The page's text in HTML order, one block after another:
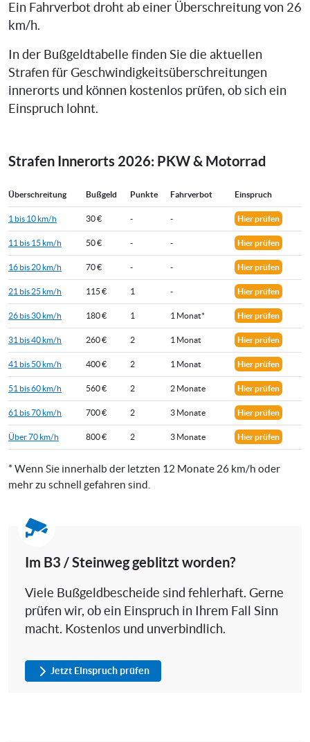
Ein Fahrverbot droht ab einer Überschreitung von 26
km/h.
In der Bußgeldtabelle finden Sie die aktuellen
Strafen für Geschwindigkeitsüberschreitungen
innerorts und können kostenlos prüfen, ob sich ein
Einspruch lohnt.
Strafen Innerorts 2026: PKW & Motorrad
Überschreitung Bußgeld Punkte Fahrverbot Einspruch
1 bis 10 km/h 30 € - - Hier prüfen
11 bis 15 km/h 50 € - - Hier prüfen
16 bis 20 km/h 70 € - - Hier prüfen
21 bis 25 km/h 115 € 1 - Hier prüfen
26 bis 30 km/h 180 € 1 1 Monat* Hier prüfen
31 bis 40 km/h 260 € 2 1 Monat Hier prüfen
41 bis 50 km/h 400 € 2 1 Monat Hier prüfen
51 bis 60 km/h 560 € 2 2 Monate Hier prüfen
61 bis 70 km/h 700 € 2 3 Monate Hier prüfen
Über 70 km/h 800 € 2 3 Monate Hier prüfen
* Wenn Sie innerhalb der letzten 12 Monate 26 km/h oder
mehr zu schnell gefahren sind.
Im B3 / Steinweg geblitzt worden?
Viele Bußgeldbescheide sind fehlerhaft. Gerne
prüfen wir, ob ein Einspruch in Ihrem Fall Sinn
macht. Kostenlos und unverbindlich.
Jetzt Einspruch prüfen